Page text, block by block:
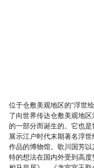
位于仓敷美观地区的“浮世
了向世界传达仓敷美观地区
的一部分而诞生的。它也是
展示江户时代末期著名浮
作品的博物馆。歌川国芳
特的想法在国内外受到高